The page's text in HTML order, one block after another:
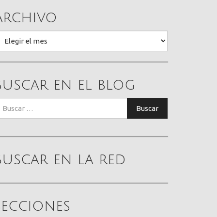
en el blog
Buscar
en la red